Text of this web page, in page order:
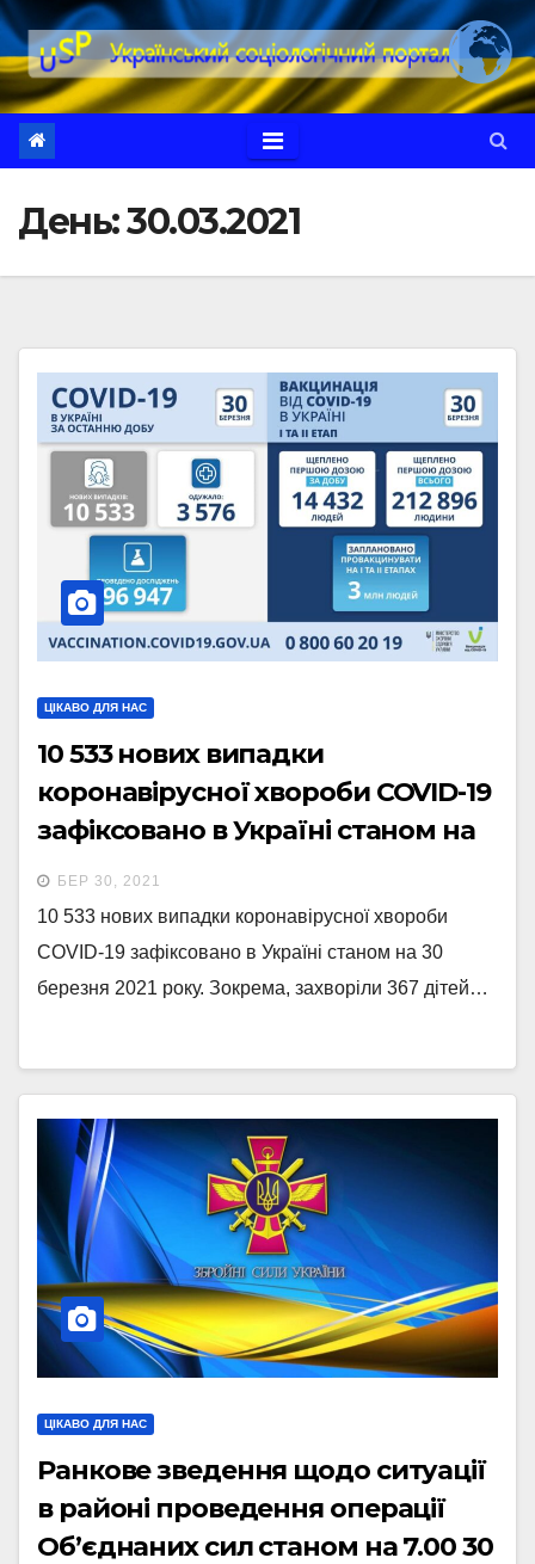
Перейти
до
вмісту
День:30.03.2021
ЦІКАВО ДЛЯ НАС
10 533 нових випадки
коронавірусної хвороби COVID-19
зафіксовано в Україні станом на
30 березня 2021 року.
БЕР 30, 2021
10 533 нових випадки коронавірусної хвороби
COVID-19 зафіксовано в Україні станом на 30
березня 2021 року. Зокрема, захворіли 367 дітей…
ЦІКАВО ДЛЯ НАС
Ранкове зведення щодо ситуації
в районі проведення операції
Об’єднаних сил станом на 7.00 30